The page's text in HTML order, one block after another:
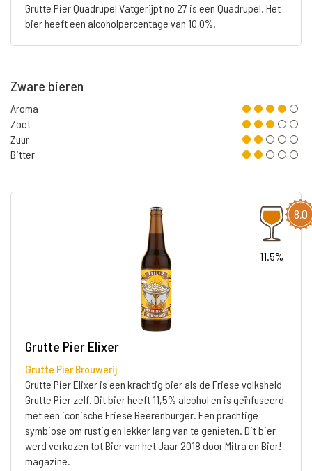
Grutte Pier Quadrupel Vatgerijpt no 27 is een Quadrupel. Het
bier heeft een alcoholpercentage van 10,0%.
Zware bieren
Aroma
Zoet
Zuur
Bitter
8,0
11.5%
Grutte Pier Elixer
Grutte Pier Brouwerij
Grutte Pier Elixer is een krachtig bier als de Friese volksheld
Grutte Pier zelf. Dit bier heeft 11,5% alcohol en is geïnfuseerd
met een iconische Friese Beerenburger. Een prachtige
symbiose om rustig en lekker lang van te genieten. Dit bier
werd verkozen tot Bier van het Jaar 2018 door Mitra en Bier!
magazine.